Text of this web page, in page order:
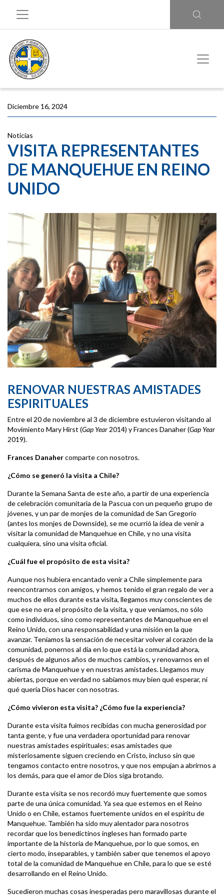
Diciembre 16, 2024
Noticias
VISITA REPRESENTANTES
DE MANQUEHUE EN REINO
UNIDO
RENOVAR NUESTRAS AMISTADES
ESPIRITUALES
Entre el 20 de noviembre al 3 de diciembre estuvieron visitando al
Movimiento Mary Hirst (Gap Year 2014) y Frances Danaher (Gap Year
2019).
Frances Danahercomparte con nosotros.
¿Cómo se generó la visita a Chile?
Durante la Semana Santa de este año, a partir de una experiencia
de celebración comunitaria de la Pascua con un pequeño grupo de
jóvenes, y un par de monjes de la comunidad de San Gregorio
(antes los monjes de Downside), se me ocurrió la idea de venir a
visitar la comunidad de Manquehue en Chile, y no una visita
cualquiera, sino una visita oficial.
¿Cuál fue el propósito de esta visita?
Aunque nos hubiera encantado venir a Chile simplemente para
reencontrarnos con amigos, y hemos tenido el gran regalo de ver a
muchos de ellos durante esta visita, llegamos muy conscientes de
que ese no era el propósito de la visita, y que veníamos, no sólo
como individuos, sino como representantes de Manquehue en el
Reino Unido, con una responsabilidad y una misión en la que
avanzar. Teníamos la sensación de necesitar volver al corazón de la
comunidad, ponernos al día en lo que está la comunidad ahora,
después de algunos años de muchos cambios, y renovarnos en el
carisma de Manquehue y en nuestras amistades. Llegamos muy
abiertas, porque en verdad no sabíamos muy bien qué esperar, ni
qué quería Dios hacer con nosotras.
¿Cómo vivieron esta visita? ¿Cómo fue la experiencia?
Durante esta visita fuimos recibidas con mucha generosidad por
tanta gente, y fue una verdadera oportunidad para renovar
nuestras amistades espirituales; esas amistades que
misteriosamente siguen creciendo en Cristo, incluso sin que
tengamos contacto entre nosotros, y que nos empujan a abrirnos a
los demás, para que el amor de Dios siga brotando.
Durante esta visita se nos recordó muy fuertemente que somos
parte de una única comunidad. Ya sea que estemos en el Reino
Unido o en Chile, estamos fuertemente unidos en el espíritu de
Manquehue. También ha sido muy alentador para nosotros
recordar que los benedictinos ingleses han formado parte
importante de la historia de Manquehue, por lo que somos, en
cierto modo, inseparables, y también saber que tenemos el apoyo
total de la comunidad de Manquehue en Chile, para lo que se esté
desarrollando en el Reino Unido.
Sucedieron muchas cosas inesperadas pero maravillosas durante el